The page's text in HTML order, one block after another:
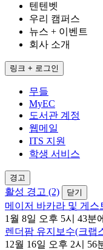
텐텐벳
우리 캠퍼스
뉴스 + 이벤트
회사 소개
링크 + 로그인
무들
MyEC
도서관 계정
웹메일
ITS 지원
학생 서비스
경고
활성 경고 (2) 닫기
메이저 바카라 및 게스
1월 8일 오후 5시 43분
렌더팜 유지보수(크랩
12월 16일 오후 2시 56